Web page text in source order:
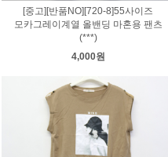
[중고][반품NO][720-8]55사이즈
모카그레이계열 올밴딩 마혼용 팬츠
(***)
4,000원